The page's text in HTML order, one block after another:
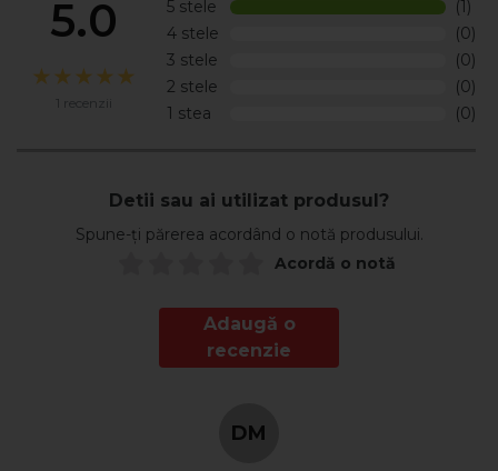
5.0
1 recenzii
5 stele
(1)
4 stele
(0)
3 stele
(0)
2 stele
(0)
1 stea
(0)
Detii sau ai utilizat produsul?
Spune-ți părerea acordând o notă produsului.
Acordă o notă
Adaugă o
recenzie
DM